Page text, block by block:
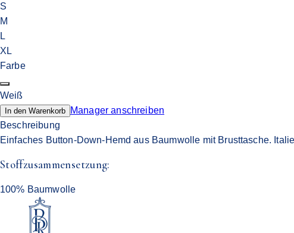
S
M
L
XL
Farbe
Weiß
In den Warenkorb
Manager anschreiben
Beschreibung
Einfaches Button-Down-Hemd aus Baumwolle mit Brusttasche.
Stoffzusammensetzung:
100% Baumwolle